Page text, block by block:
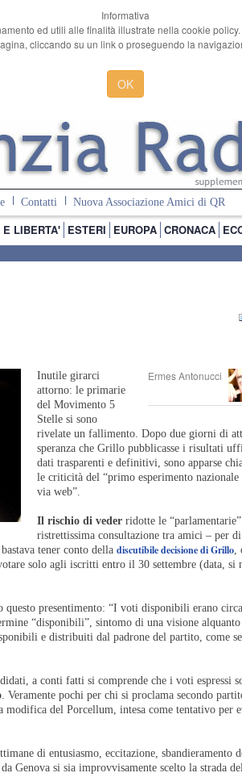
Informativa
ed utili alle finalità illustrate nella cookie
cliccando su un link o proseguendo la
OK
Contatti Nuova Associazione Amici di QR
E LIBERTA' ESTERI EUROPA CRONACA
Ermes Antonucci
Inutile girarci
attorno: le primarie
del Movimento 5
Stelle si sono
rivelate un fallimento. Dopo due giorni di
speranza che Grillo pubblicasse i risultati
dati trasparenti e definitivi, sono apparse
le criticità del “primo esperimento
via web”.
Il rischio di veder ridotte le
ristrettissima consultazione tra amici – per
tener conto della discutibile decisione di Grillo,
solo agli iscritti entro il 30 settembre (data, si
questo presentimento: “I voti disponibili erano
“disponibili”, sintomo di una visione alquanto
e distribuiti dal padrone del partito, come se
a conti fatti si comprende che i voti espressi
. Veramente pochi per chi si proclama secondo
del Porcellum, intesa come tentativo per
di entusiasmo, eccitazione, sbandieramento
Genova si sia improvvisamente scelto la strada